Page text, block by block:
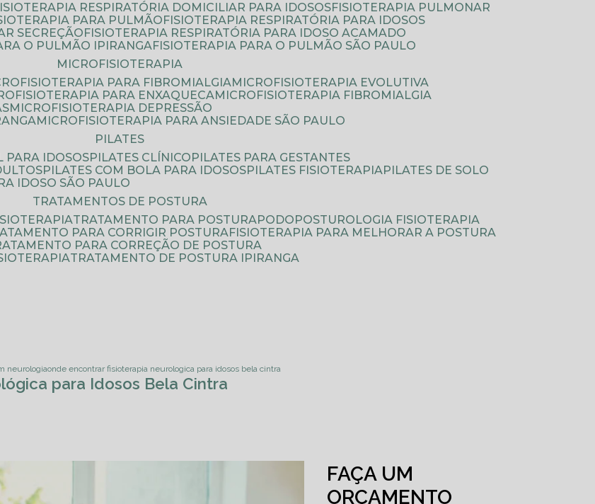
FISIOTERAPIA RESPIRATÓRIA DOMICILIAR PARA IDOSOS
FISIOTERAPIA PULMONAR
PARA PULMÃO
FISIOTERAPIA RESPIRATÓRIA PARA IDOSOS
SECREÇÃO
FISIOTERAPIA RESPIRATÓRIA PARA IDOSO ACAMADO
O PULMÃO IPIRANGA
FISIOTERAPIA PARA O PULMÃO SÃO PAULO
MICROFISIOTERAPIA
PARA FIBROMIALGIA
MICROFISIOTERAPIA EVOLUTIVA
PARA ENXAQUECA
MICROFISIOTERAPIA FIBROMIALGIA
MICROFISIOTERAPIA DEPRESSÃO
MICROFISIOTERAPIA PARA ANSIEDADE SÃO PAULO
PILATES
PARA IDOSOS PILATES CLÍNICO
PILATES PARA GESTANTES
PILATES COM BOLA PARA IDOSOS PILATES FISIOTERAPIA
PILATES DE SOLO
IDOSO SÃO PAULO
TRATAMENTOS DE POSTURA
TRATAMENTO PARA POSTURA
PODOPOSTUROLOGIA FISIOTERAPIA
PARA CORRIGIR POSTURA
FISIOTERAPIA PARA MELHORAR A POSTURA
PARA CORREÇÃO DE POSTURA
TRATAMENTO DE POSTURA IPIRANGA
neurologiaonde encontrar fisioterapia neurologica para idosos bela cintra
para Idosos Bela Cintra
FAÇA UM
ORÇAMENTO